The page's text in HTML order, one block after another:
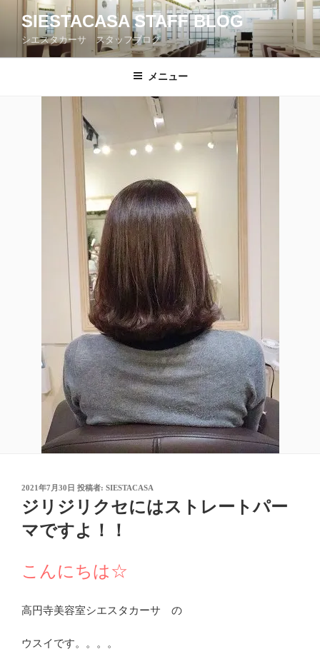
ン
SIESTACASA STAFF BLOG
シエスタカーサ スタッフブログ
メニュー
投
稿
日:
2021年7月30日 投稿者: SIESTACASA
ジリジリクセにはストレートパー
マですよ！！
こんにちは☆
高円寺美容室シエスタカーサ の
ウスイです。。。。